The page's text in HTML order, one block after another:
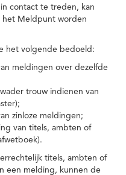
contact te treden, kan
het Meldpunt worden
het volgende bedoeld:
meldingen over dezelfde
trouw indienen van
zinloze meldingen;
van titels, ambten of
titels, ambten of
een melding, kunnen de